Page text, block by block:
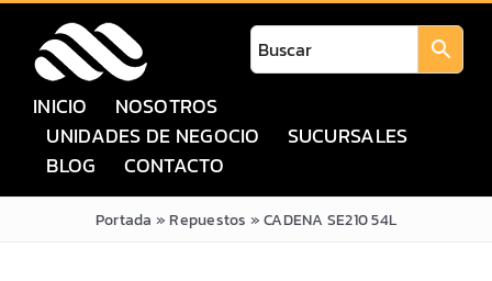
Saltar
contenido
INICIO
NOSOTROS
UNIDADES DE NEGOCIO
SUCURSALES
BLOG
CONTACTO
Portada » Repuestos »CADENA SE210 54L